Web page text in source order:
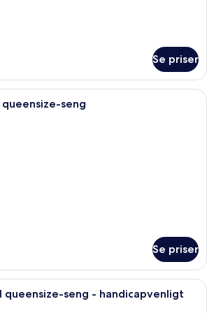
Se priser
Et hotelværelse med en seng, rødt
seng
Se priser
Et moderne badeværelse med
queensize-seng - handicapvenligt